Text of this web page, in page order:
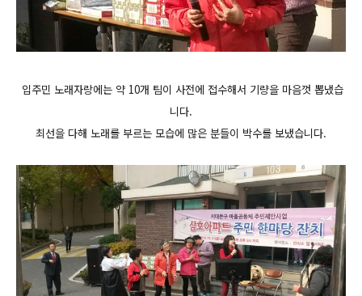
입주민 노래자랑에는 약 10개 팀이 사전에 접수해서 기량을 마음껏 뽑냈습
니다.
최선을 다해 노래를 부르는 모습에 많은 분들이 박수를 보냈습니다.